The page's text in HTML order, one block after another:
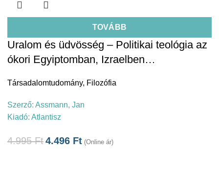
TOVÁBB
Uralom és üdvösség – Politikai teológia az
ókori Egyiptomban, Izraelben…
Társadalomtudomány, Filozófia
Szerző: Assmann, Jan
Kiadó: Atlantisz
4.995Ft4.496 Ft (Online ár)